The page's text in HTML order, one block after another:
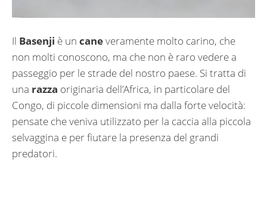
Il Basenji è un caneveramente molto carino, che
non molti conoscono, ma che non è raro vedere a
passeggio per le strade del nostro paese. Si tratta di
una razza originaria dell’Africa, in particolare del
Congo, di piccole dimensioni ma dalla forte velocità:
pensate che veniva utilizzato per la caccia alla piccola
selvaggina e per fiutare la presenza del grandi
predatori.